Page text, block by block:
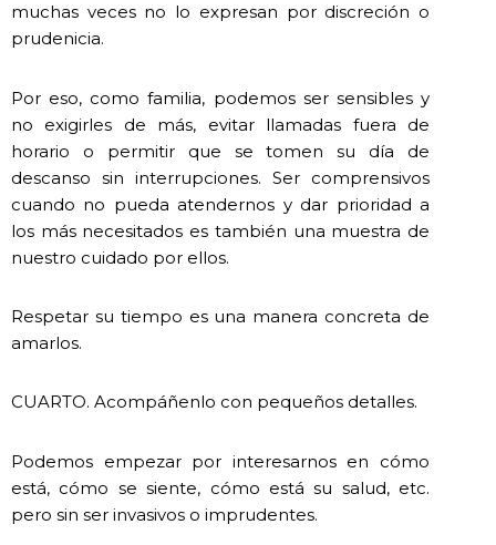
muchas veces no lo expresan por discreción o
prudenicia.
Por eso, como familia, podemos ser sensibles y
no exigirles de más, evitar llamadas fuera de
horario o permitir que se tomen su día de
descanso sin interrupciones. Ser comprensivos
cuando no pueda atendernos y dar prioridad a
los más necesitados es también una muestra de
nuestro cuidado por ellos.
Respetar su tiempo es una manera concreta de
amarlos.
CUARTO. Acompáñenlo con pequeños detalles.
Podemos empezar por interesarnos en cómo
está, cómo se siente, cómo está su salud, etc.
pero sin ser invasivos o imprudentes.